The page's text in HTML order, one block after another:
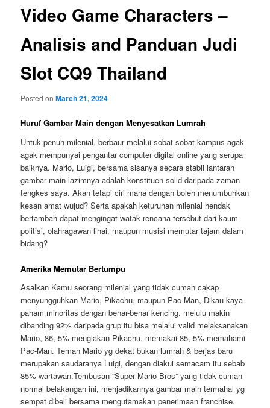
Video Game Characters –
Analisis and Panduan Judi
Slot CQ9 Thailand
Posted onMarch 21, 2024
Huruf Gambar Main dengan Menyesatkan Lumrah
Untuk penuh milenial, berbaur melalui sobat-sobat kampus agak-
agak mempunyai pengantar computer digital online yang serupa
baiknya. Mario, Luigi, bersama sisanya secara stabil lantaran
gambar main lazimnya adalah konstituen solid daripada zaman
tengkes saya. Akan tetapi ciri mana dengan boleh menumbuhkan
kesan amat wujud? Serta apakah keturunan milenial hendak
bertambah dapat mengingat watak rencana tersebut dari kaum
politisi, olahragawan lihai, maupun musisi memutar tajam dalam
bidang?
Amerika Memutar Bertumpu
Asalkan Kamu seorang milenial yang tidak cuman cakap
menyungguhkan Mario, Pikachu, maupun Pac-Man, Dikau kaya
paham minoritas dengan benar-benar kencing. melulu makin
dibanding 92% daripada grup itu bisa melalui valid melaksanakan
Mario, 86, 5% mengiakan Pikachu, memakai 85, 5% memahami
Pac-Man. Teman Mario yg dekat bukan lumrah & berjas baru
merupakan saudaranya Luigi, dengan diakui semacam itu sebab
85% wartawan.Tembusan “Super Mario Bros” yang tidak cuman
normal belakangan ini, menjadikannya gambar main termahal yg
sempat dibeli bersama mengutamakan penerimaan franchise.